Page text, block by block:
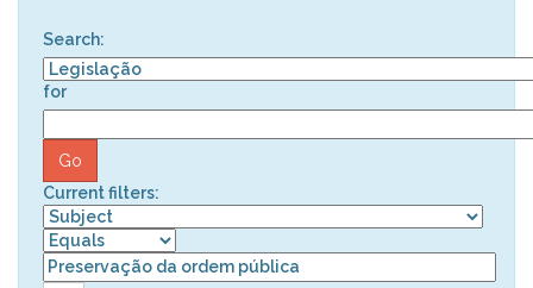
Search:
for
Current filters: